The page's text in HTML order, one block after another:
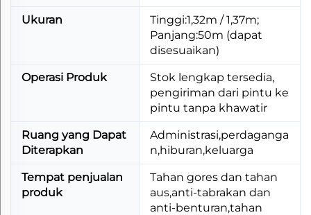
Ukuran
Tinggi:1,32m / 1,37m;
Panjang:50m (dapat
disesuaikan)
Operasi Produk
Stok lengkap tersedia,
pengiriman dari pintu ke
pintu tanpa khawatir
Ruang yang Dapat
Diterapkan
Administrasi,perdaganga
n,hiburan,keluarga
Tempat penjualan
produk
Tahan gores dan tahan
aus,anti-tabrakan dan
anti-benturan,tahan